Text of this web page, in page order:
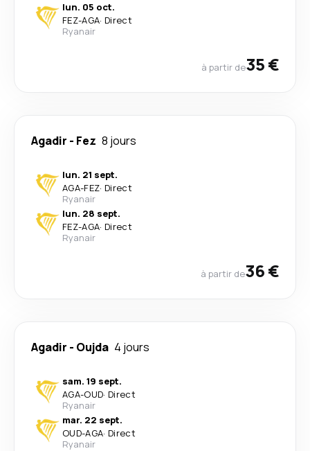
lun. 05 oct.
FEZ-AGA· Direct
Ryanair
à partir de35 €
Agadir - Fez 8 jours
lun. 21 sept.
AGA-FEZ· Direct
Ryanair
lun. 28 sept.
FEZ-AGA· Direct
Ryanair
à partir de36 €
Agadir - Oujda 4 jours
sam. 19 sept.
AGA-OUD· Direct
Ryanair
mar. 22 sept.
OUD-AGA· Direct
Ryanair